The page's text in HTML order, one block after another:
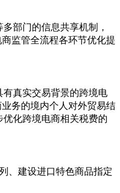
部门的信息共享机制，
监管全流程各环节优化提
真实交易背景的跨境电
务的境内个人对外贸易结
化跨境电商相关税费的
、建设进口特色商品指定